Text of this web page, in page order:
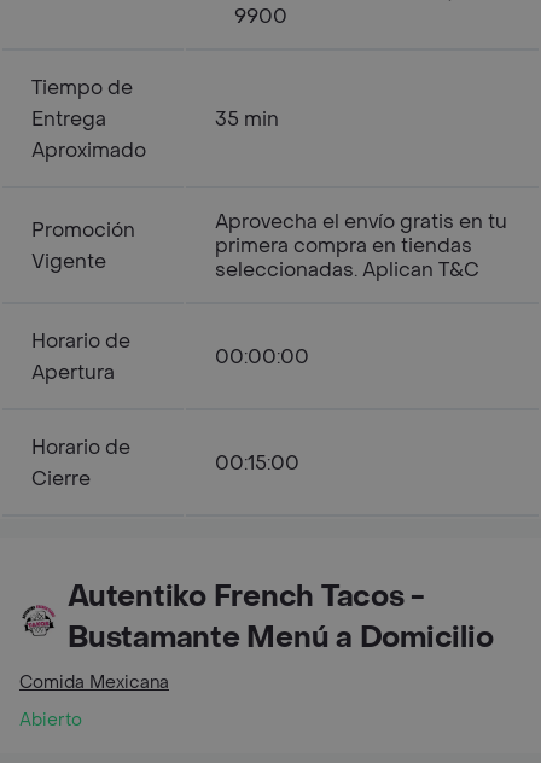
9900
Tiempo de
Entrega
Aproximado
35 min
Promoción
Vigente
Aprovecha el envío gratis en tu
primera compra en tiendas
seleccionadas. Aplican T&C
Horario de
Apertura
00:00:00
Horario de
Cierre
00:15:00
Autentiko French Tacos -
Bustamante Menú a Domicilio
Comida Mexicana
Abierto